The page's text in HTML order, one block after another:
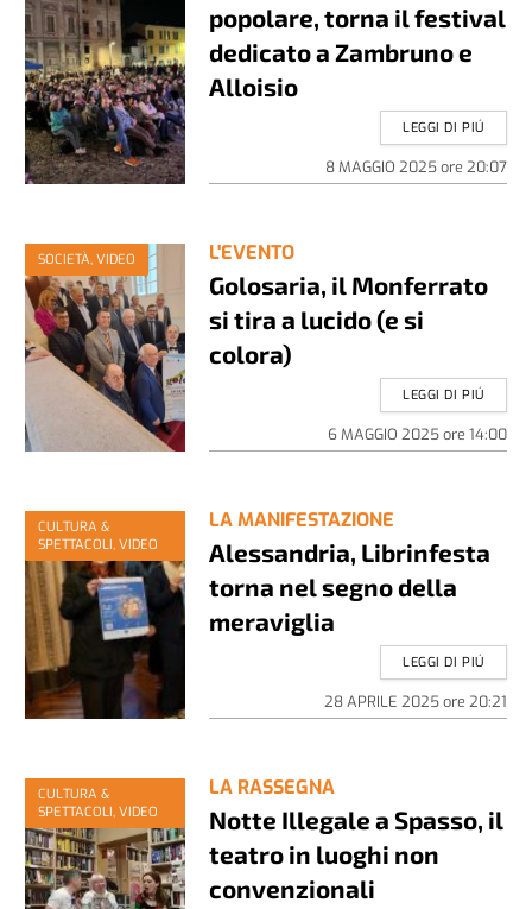
popolare, torna il festival
dedicato a Zambruno e
Alloisio
8 MAGGIO 2025ore 20:07
LEGGI DI PIÚ
SOCIETÀ, VIDEO L'EVENTO
Golosaria, il Monferrato
si tira a lucido (e si
colora)
6 MAGGIO 2025ore 14:00
LEGGI DI PIÚ
CULTURA &
SPETTACOLI, VIDEO
LA MANIFESTAZIONE
Alessandria, Librinfesta
torna nel segno della
meraviglia
28 APRILE 2025ore 20:21
LEGGI DI PIÚ
CULTURA &
SPETTACOLI, VIDEO
LA RASSEGNA
Notte Illegale a Spasso, il
teatro in luoghi non
convenzionali